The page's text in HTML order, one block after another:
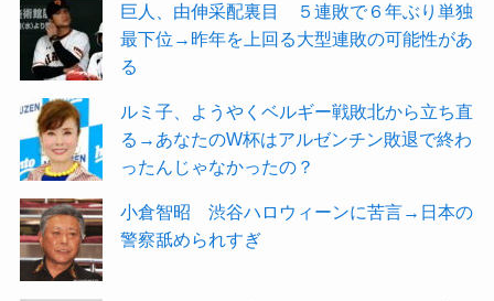
巨人、由伸采配裏目 ５連敗で６年ぶり単独
最下位→昨年を上回る大型連敗の可能性があ
る
ルミ子、ようやくベルギー戦敗北から立ち直
る→あなたのW杯はアルゼンチン敗退で終わ
ったんじゃなかったの？
小倉智昭 渋谷ハロウィーンに苦言→日本の
警察舐められすぎ